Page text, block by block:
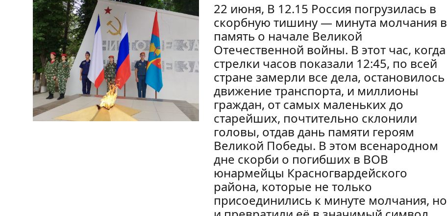
22 июня, В 12.15 Россия погрузилась в
скорбную тишину — минута молчания в
память о начале Великой
Отечественной войны. В этот час, когда
стрелки часов показали 12:45, по всей
стране замерли все дела, остановилось
движение транспорта, и миллионы
граждан, от самых маленьких до
старейших, почтительно склонили
головы, отдав дань памяти героям
Великой Победы. В этом всенародном
дне скорби о погибших в ВОВ
юнармейцы Красногвардейского
района, которые не только
присоединились к минуте молчания, но